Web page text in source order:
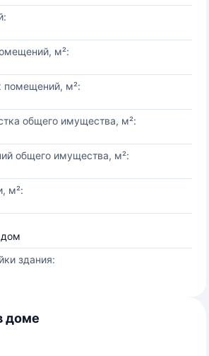
м²:
м²:
общего имущества, м²:
общего имущества, м²:
м²:
здания:
доме